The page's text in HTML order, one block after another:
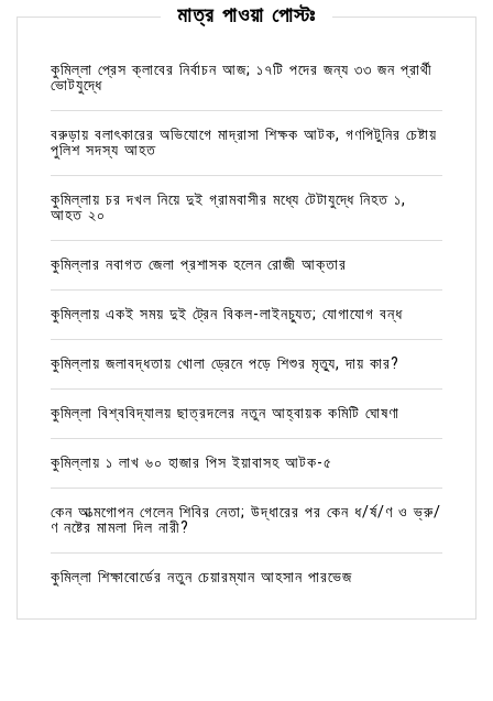
মাত্র পাওয়া পোস্টঃ
কুমিল্লা প্রেস ক্লাবের নির্বাচন আজ; ১৭টি পদের জন্য ৩৩ জন প্রার্থী
ভোটযুদ্ধে
বরুড়ায় বলাৎকারের অভিযোগে মাদ্রাসা শিক্ষক আটক, গণপিটুনির চেষ্টায়
পুলিশ সদস্য আহত
কুমিল্লায় চর দখল নিয়ে দুই গ্রামবাসীর মধ্যে টেটাযুদ্ধে নিহত ১,
আহত ২০
কুমিল্লার নবাগত জেলা প্রশাসক হলেন রোজী আক্তার
কুমিল্লায় একই সময় দুই ট্রেন বিকল-লাইনচ্যুত; যোগাযোগ বন্ধ
কুমিল্লায় জলাবদ্ধতায় খোলা ড্রেনে পড়ে শিশুর মৃত্যু, দায় কার?
কুমিল্লা বিশ্ববিদ্যালয় ছাত্রদলের নতুন আহ্বায়ক কমিটি ঘোষণা
কুমিল্লায় ১ লাখ ৬০ হাজার পিস ইয়াবাসহ আটক-৫
কেন আত্মগোপন গেলেন শিবির নেতা; উদ্ধারের পর কেন ধ/র্ষ/ণ ও ভ্রু/
ণ নষ্টের মামলা দিল নারী?
কুমিল্লা শিক্ষাবোর্ডের নতুন চেয়ারম্যান আহসান পারভেজ